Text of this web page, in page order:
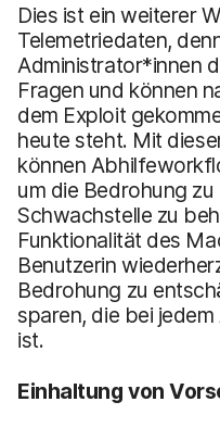
Dies ist ein weiterer
Telemetriedaten,
Administrator*innen
Fragen und können
dem Exploit
heute steht. Mit
können
um die Bedrohung
Schwachstelle zu
Funktionalität des
Benutzerin
Bedrohung zu
sparen, die bei
ist.
Einhaltung von